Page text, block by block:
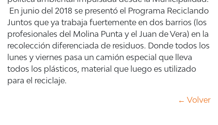
En junio del 2018 se presentó el Programa Reciclando
Juntos que ya trabaja fuertemente en dos barrios (los
profesionales del Molina Punta y el Juan de Vera) en la
recolección diferenciada de residuos. Donde todos los
lunes y viernes pasa un camión especial que lleva
todos los plásticos, material que luego es utilizado
para el reciclaje.
← Volver